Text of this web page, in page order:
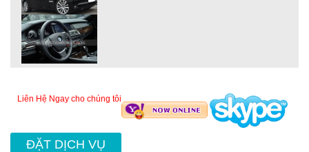
Liên Hệ Ngay cho chúng tôi
ĐẶT DỊCH VỤ